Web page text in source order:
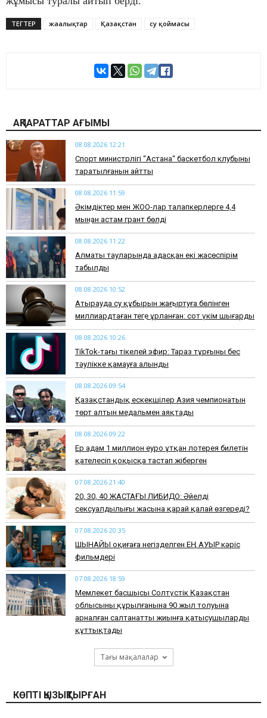
ТЕГТЕР жаңалықтар Қазақстан су қоймасы
АҚПАРАТТАР АҒЫМЫ
08.08.2026 12:21
Спорт министрлігі “Астана“ баскетбол клубының
таратылғанын айтты
08.08.2026 11:59
Әкімдіктер мен ЖОО-лар талапкерлерге 4,4
мыңнан астам грант бөлді
08.08.2026 11:22
Алматы тауларында адасқан екі жасөспірім
табылды
08.08.2026 10:52
Атырауда су құбырын жаңғыртуға бөлінген
миллиардтаған теңге ұрланған: сот үкім шығарды
08.08.2026 10:26
TikTok-тағы тікелей эфир: Тараз тұрғыны бес
тәулікке қамауға алынды
08.08.2026 09:54
Қазақстандық ескекшілер Азия чемпионатын
төрт алтын медальмен аяқтады
08.08.2026 09:22
Ер адам 1 миллион еуро ұтқан лотерея билетін
қателесіп қоқысқа тастап жіберген
07.08.2026 21:40
​20, 30, 40 ЖАСТАҒЫ ЛИБИДО: Әйелдің
сексуалдылығы жасына қарай қалай өзгереді?
07.08.2026 20:35
​ШЫНАЙЫ оқиғаға негізделген ЕҢ АУЫР кәріс
фильмдері
07.08.2026 18:59
Мемлекет басшысы Солтүстік Қазақстан
облысының құрылғанына 90 жыл толуына
арналған салтанатты жиынға қатысушыларды
құттықтады
Тағы мақалалар
КӨПТІ ҚЫЗЫҚТЫРҒАН